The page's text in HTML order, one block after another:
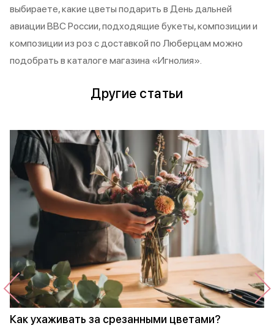
выбираете, какие цветы подарить в День дальней
авиации ВВС России, подходящие букеты, композиции и
композиции из роз с доставкой по Люберцам можно
подобрать в каталоге магазина «Игнолия».
Другие статьи
Как ухаживать за срезанными цветами?